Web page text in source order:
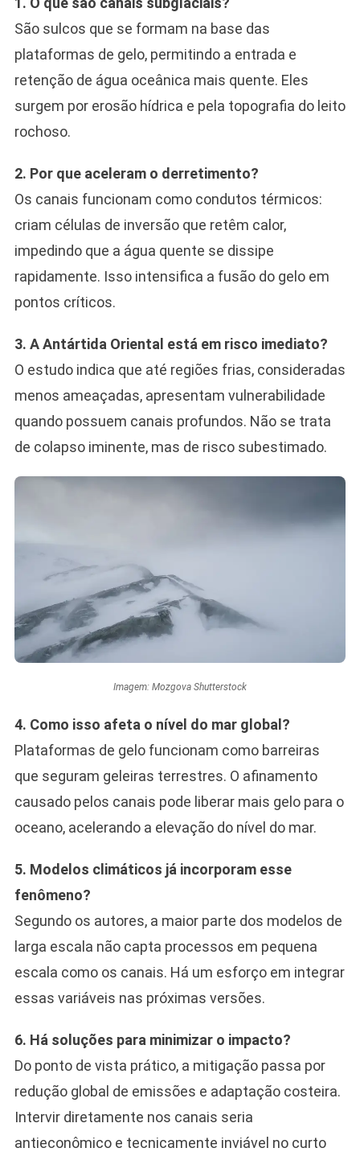
São sulcos que se formam na base das
plataformas de gelo, permitindo a entrada e
retenção de água oceânica mais quente. Eles
surgem por erosão hídrica e pela topografia do leito
rochoso.
2. Por que aceleram o derretimento?
Os canais funcionam como condutos térmicos:
criam células de inversão que retêm calor,
impedindo que a água quente se dissipe
rapidamente. Isso intensifica a fusão do gelo em
pontos críticos.
3. A Antártida Oriental está em risco imediato?
O estudo indica que até regiões frias, consideradas
menos ameaçadas, apresentam vulnerabilidade
quando possuem canais profundos. Não se trata
de colapso iminente, mas de risco subestimado.
Imagem: Mozgova Shutterstock
4. Como isso afeta o nível do mar global?
Plataformas de gelo funcionam como barreiras
que seguram geleiras terrestres. O afinamento
causado pelos canais pode liberar mais gelo para o
oceano, acelerando a elevação do nível do mar.
5. Modelos climáticos já incorporam esse
fenômeno?
Segundo os autores, a maior parte dos modelos de
larga escala não capta processos em pequena
escala como os canais. Há um esforço em integrar
essas variáveis nas próximas versões.
6. Há soluções para minimizar o impacto?
Do ponto de vista prático, a mitigação passa por
redução global de emissões e adaptação costeira.
Intervir diretamente nos canais seria
antieconômico e tecnicamente inviável no curto